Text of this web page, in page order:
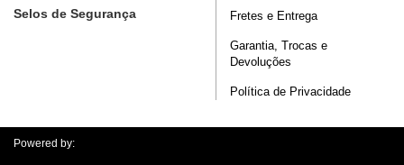
Selos de Segurança Fretes e Entrega
Garantia, Trocas e
Devoluções
Política de Privacidade
Powered by: